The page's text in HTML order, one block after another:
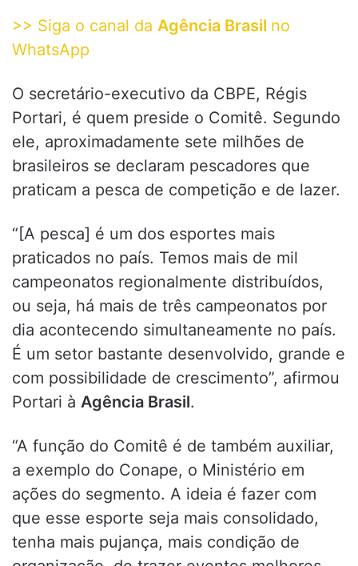
>> Siga o canal da Agência Brasil no
WhatsApp
O secretário-executivo da CBPE, Régis
Portari, é quem preside o Comitê. Segundo
ele, aproximadamente sete milhões de
brasileiros se declaram pescadores que
praticam a pesca de competição e de lazer.
“[A pesca] é um dos esportes mais
praticados no país. Temos mais de mil
campeonatos regionalmente distribuídos,
ou seja, há mais de três campeonatos por
dia acontecendo simultaneamente no país.
É um setor bastante desenvolvido, grande e
com possibilidade de crescimento”, afirmou
Portari à Agência Brasil.
“A função do Comitê é de também auxiliar,
a exemplo do Conape, o Ministério em
ações do segmento. A ideia é fazer com
que esse esporte seja mais consolidado,
tenha mais pujança, mais condição de